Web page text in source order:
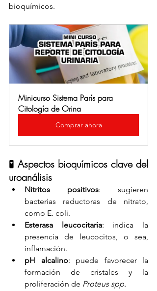
bioquímicos.
Minicurso Sistema París para
Citología de Orina
Comprar ahora
🧪 Aspectos bioquímicos clave del
uroanálisis
Nitritos positivos: sugieren
bacterias reductoras de nitrato,
como E. coli.
Esterasa leucocitaria: indica la
presencia de leucocitos, o sea,
inflamación.
pH alcalino: puede favorecer la
formación de cristales y la
proliferación de Proteus spp.